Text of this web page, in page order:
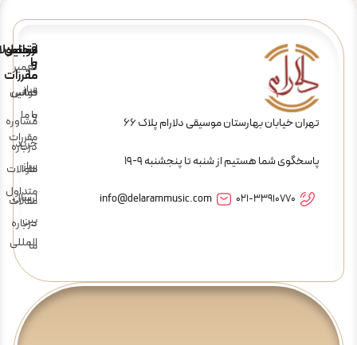
تهران خیابان بهارستان موسیقی دلارام پلاک 66
پاسخگوی شما هستیم از شنبه تا پنجشنبه 9-19
021-33910770
info@delarammusic.com
تعمیر
ساز
مشاوره
خرید
ساز
ارسال
بین
المللی
قوانین
و
مقررات
قوانین
و
مقررات
سوالات
متداول
درباره
ما
ارتباط
با
ما
تماس
با ما
درباره
ما
مقالات